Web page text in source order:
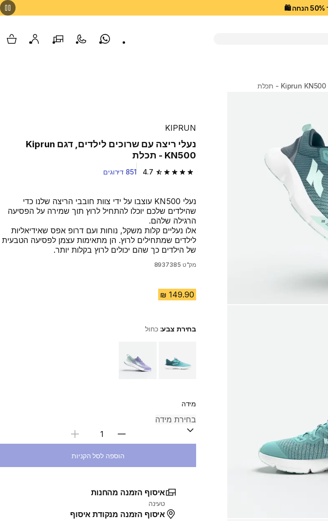
Whatsappצור קשרהסניפים שלנוהחשבון שלי
KIPRUN
נעלי ריצה עם שרוכים לילדים, דגם Kiprun
KN500 - תכלת
4.7 4.7 out of 5 stars from 851 reviews 851 דירוגים
נעלי KN500 עוצבו על ידי צוות חובבי הריצה שלנו כדי
שהילדים שלכם יוכלו להתחיל לרוץ תוך שמירה על הפסיעה
הרגילה שלהם.
אלו נעליים קלות משקל, נוחות ועם דרופ אפס שאידיאליות
לילדים שמתחילים לרוץ. הן מתאימות עצמן לפסיעה הטבעית
של הילדים כך שהם יכולים לרוץ בקלות יותר.
מק"ט 8937385
בחירת צבע:כחול
מידה
בחירת כמות
הוספה לסל הקניות
איסוף הזמנה מהחנות
טעינה
איסוף הזמנה מנקודת איסוף